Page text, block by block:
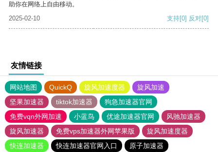
助你在网络上自由移动。
2025-02-10
支持[0] 反对[0]
友情链接
网站地图 QuickQ 旋风加速度器
旋风加速
坚果加速器
tiktok加速器
狗急加速器官网
免费vqn外网加速
小蓝鸟 优途加速器官网
风驰加速器
旋风加速器
免费vps加速器外网苹果版
旋风加速度器
快连加速器
快连加速器官网入口 原子加速器